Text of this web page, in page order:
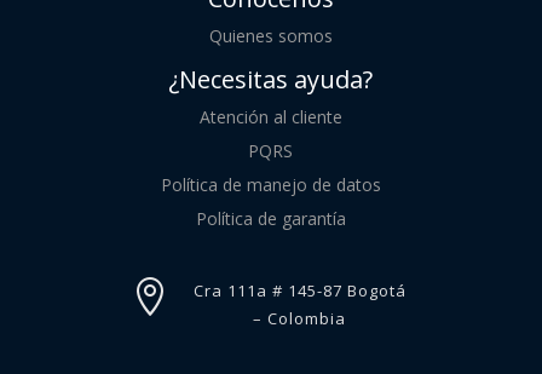
Quienes somos
¿Necesitas ayuda?
Atención al cliente
PQRS
Política de manejo de datos
Política de garantía

Cra 111a # 145-87 Bogotá
– Colombia